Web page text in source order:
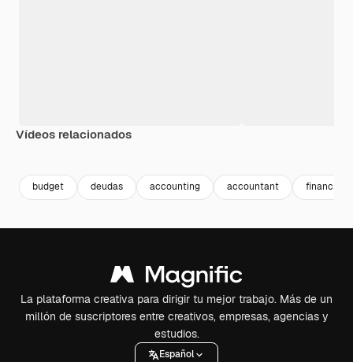
Vídeos relacionados
budget deudas accounting accountant financiero
La plataforma creativa para dirigir tu mejor trabajo. Más de un
millón de suscriptores entre creativos, empresas, agencias y
estudios.
Español